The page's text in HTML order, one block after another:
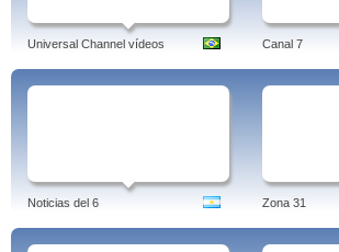
Universal Channel vídeos Canal 7
Noticias del 6 Zona 31